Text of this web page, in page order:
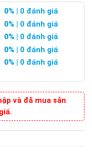
0% | 0 đánh giá
0% | 0 đánh giá
0% | 0 đánh giá
0% | 0 đánh giá
0% | 0 đánh giá
và đã mua sản